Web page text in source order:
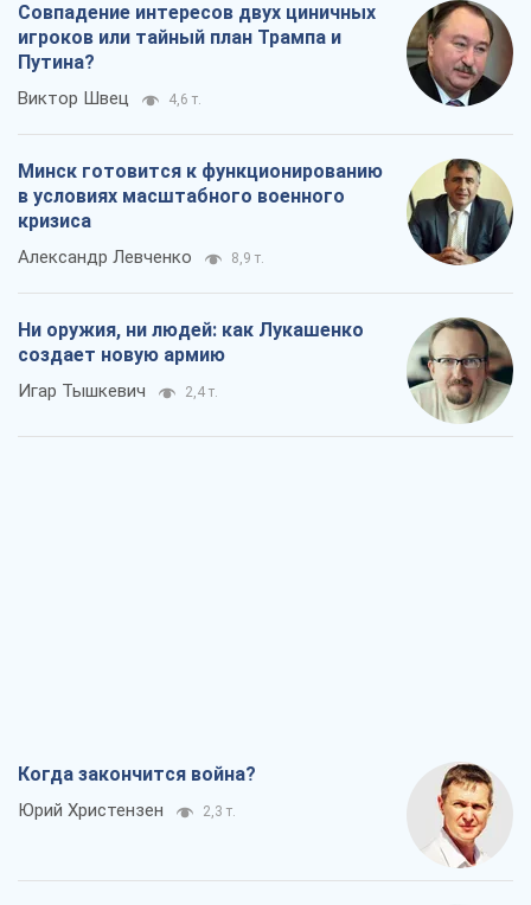
Совпадение интересов двух циничных
игроков или тайный план Трампа и
Путина?
Виктор Швец 4,6 т.
Минск готовится к функционированию
в условиях масштабного военного
кризиса
Александр Левченко 8,9 т.
Ни оружия, ни людей: как Лукашенко
создает новую армию
Игар Тышкевич 2,4 т.
Когда закончится война?
Юрий Христензен 2,3 т.